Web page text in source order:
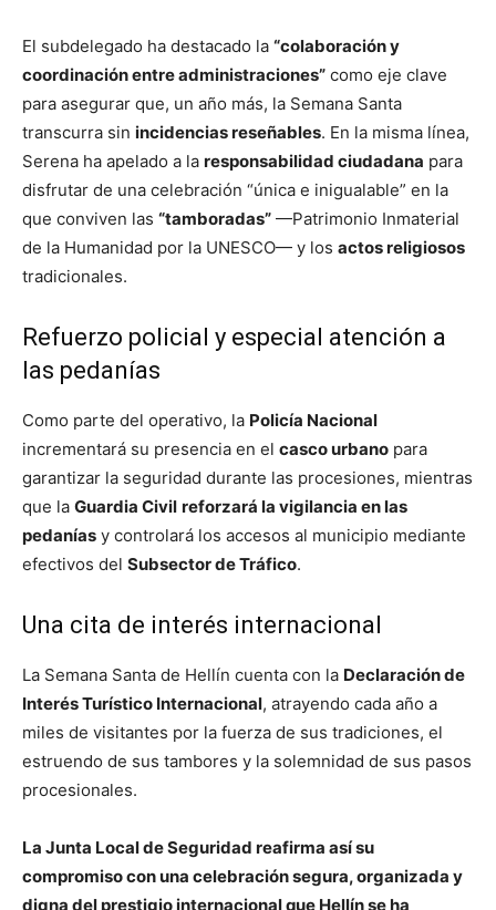
El subdelegado ha destacado la “colaboración y
coordinación entre administraciones” como eje clave
para asegurar que, un año más, la Semana Santa
transcurra sin incidencias reseñables. En la misma línea,
Serena ha apelado a la responsabilidad ciudadana para
disfrutar de una celebración “única e inigualable” en la
que conviven las “tamboradas” —Patrimonio Inmaterial
de la Humanidad por la UNESCO— y los actos religiosos
tradicionales.
Refuerzo policial y especial atención a
las pedanías
Como parte del operativo, la Policía Nacional
incrementará su presencia en el casco urbano para
garantizar la seguridad durante las procesiones, mientras
que la Guardia Civil reforzará la vigilancia en las
pedanías y controlará los accesos al municipio mediante
efectivos del Subsector de Tráfico.
Una cita de interés internacional
La Semana Santa de Hellín cuenta con la Declaración de
Interés Turístico Internacional, atrayendo cada año a
miles de visitantes por la fuerza de sus tradiciones, el
estruendo de sus tambores y la solemnidad de sus pasos
procesionales.
La Junta Local de Seguridad reafirma así su
compromiso con una celebración segura, organizada y
digna del prestigio internacional que Hellín se ha